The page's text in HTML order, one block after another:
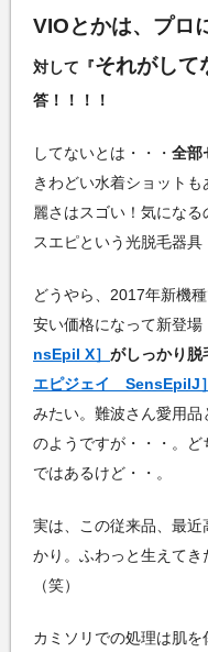
VIOとかは、プロ
対して『それがして
答！！！！
してないとは・・・ 全部
きわどい水着ショット
麗さはスゴい！気にな
スエピという光脱毛器具
どうやら、2017年新機
安い価格になって新登場
nsEpil X］ がしっかり脱
エピジェイ SensEpilJ］
みたい。難波さん愛用
のようですが・・・。
ではあるけど・・。
実は、この従来品、最
かり。ふわっと生えてき
（笑）
カミソリでの処理は肌